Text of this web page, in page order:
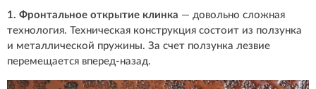
1. Фронтальное открытие клинка — довольно сложная
технология. Техническая конструкция состоит из ползунка
и металлической пружины. За счет ползунка лезвие
перемещается вперед-назад.